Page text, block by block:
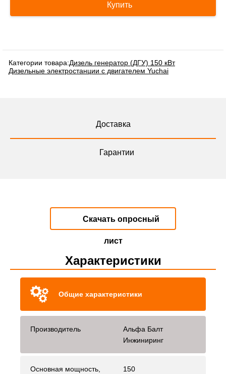
Купить
Категории товара:Дизель генератор (ДГУ) 150 кВт
Дизельные электростанции с двигателем Yuchai
Доставка
Гарантии
Скачать опросный
лист
Характеристики
Общие характеристики
Производитель
Альфа Балт
Инжиниринг
Основная мощность,
150